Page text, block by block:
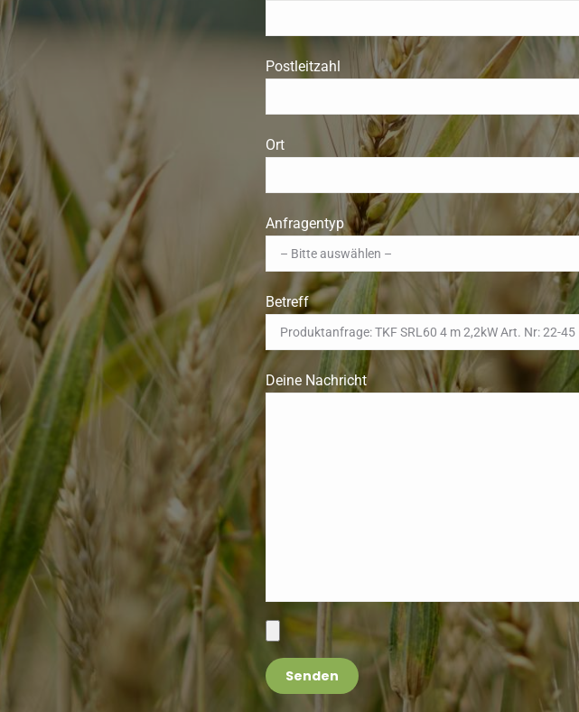
Postleitzahl
Ort
Anfragentyp
Betreff
Deine Nachricht